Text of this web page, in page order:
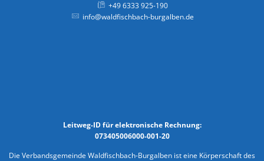
+49 6333 925-190
info@waldfischbach-burgalben.de
Leitweg-ID für elektronische Rechnung:
073405006000-001-20
Die Verbandsgemeinde Waldfischbach-Burgalben ist eine Körperschaft des